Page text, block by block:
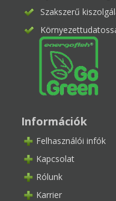
Szakszerű
Információk
Felhasználói infók
Kapcsolat
Rólunk
Karrier